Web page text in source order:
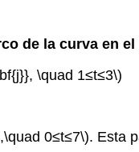
de la curva en
\quad 1≤t≤3\)
0≤t≤7\). Esta